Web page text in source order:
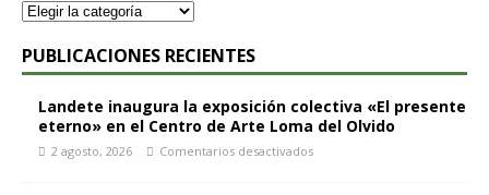
PUBLICACIONES RECIENTES
Landete inaugura la exposición colectiva «El presente
eterno» en el Centro de Arte Loma del Olvido
2 agosto, 2026 Comentarios desactivados